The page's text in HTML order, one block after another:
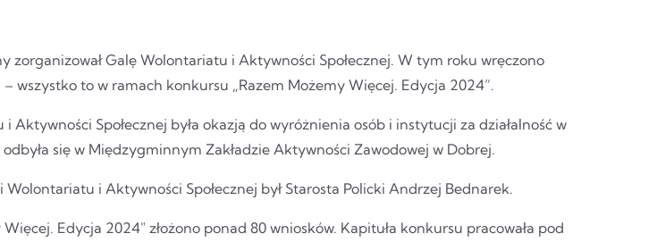
zorganizował Galę Wolontariatu i Aktywności Społecznej. W tym roku wręczono
wszystko to w ramach konkursu „Razem Możemy Więcej. Edycja 2024”.
Aktywności Społecznej była okazją do wyróżnienia osób i instytucji za działalność w
się w Międzygminnym Zakładzie Aktywności Zawodowej w Dobrej.
i Aktywności Społecznej był Starosta Policki Andrzej Bednarek.
Edycja 2024" złożono ponad 80 wniosków. Kapituła konkursu pracowała pod